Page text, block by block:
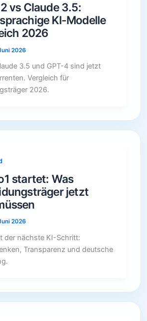
vs Claude 3.5:
KI-Modelle
2026
2026
3.5 und GPT-4 sind jetzt
Vergleich für
2026.
startet: Was
jetzt
2026
der nächste KI-Schritt:
Transparenz und deutsche